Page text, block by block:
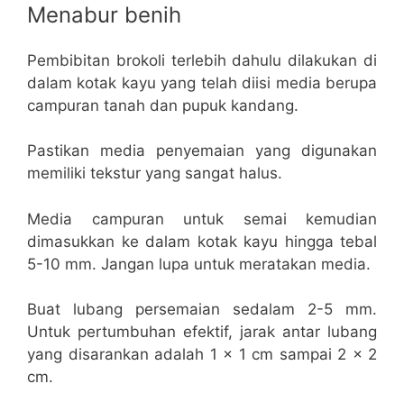
Menabur benih
Pembibitan brokoli terlebih dahulu dilakukan di
dalam kotak kayu yang telah diisi media berupa
campuran tanah dan pupuk kandang.
Pastikan media penyemaian yang digunakan
memiliki tekstur yang sangat halus.
Media campuran untuk semai kemudian
dimasukkan ke dalam kotak kayu hingga tebal
5-10 mm. Jangan lupa untuk meratakan media.
Buat lubang persemaian sedalam 2-5 mm.
Untuk pertumbuhan efektif, jarak antar lubang
yang disarankan adalah 1 x 1 cm sampai 2 x 2
cm.